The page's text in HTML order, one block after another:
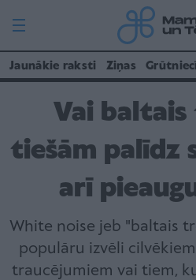
Jaunākie raksti Ziņas
Vai
tiešām palīdz
arī
White noise jeb "baltais
populāru izvēli
traucējumiem vai tiem,